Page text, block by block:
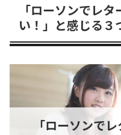
「ローソンでレ
い！」と感じる３
「ローソンで